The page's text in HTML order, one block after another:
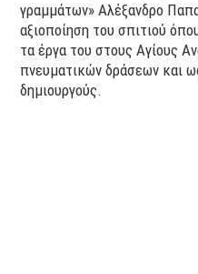
γραμμάτων» Αλέξανδρο
αξιοποίηση του σπιτιού
τα έργα του στους Αγίους
πνευματικών δράσεων και
δημιουργούς.